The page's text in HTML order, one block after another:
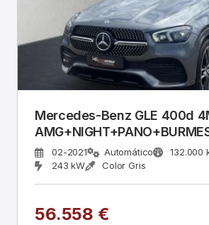
Mercedes-Benz GLE 400d
02-2021 Automático 132.000
243 kW
Color Gris
56.558 €